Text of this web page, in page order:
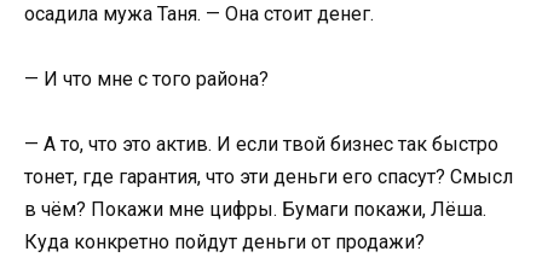
осадила мужа Таня. — Она стоит денег.
— И что мне с того района?
— А то, что это актив. И если твой бизнес так быстро
тонет, где гарантия, что эти деньги его спасут? Смысл
в чём? Покажи мне цифры. Бумаги покажи, Лёша.
Куда конкретно пойдут деньги от продажи?